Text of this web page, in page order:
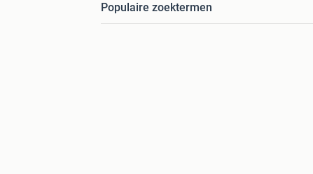
Populaire zoektermen